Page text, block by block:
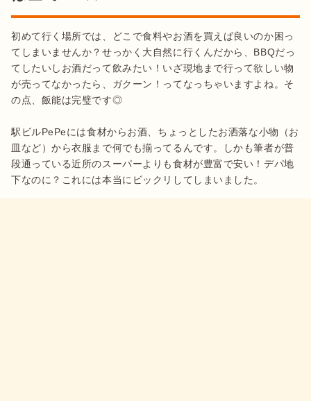
初めて行く場所では、どこで食料やお酒を買えば良いのか困っ
てしまいませんか？せっかく大自然に行くんだから、BBQだっ
てしたいしお酒だって飲みたい！いざ現地まで行って欲しい物
が売ってなかったら、ガクーン！ってなっちゃいますよね。そ
の点、飯能は完璧です◎
駅ビルPePeには食材からお酒、ちょっとしたお洒落な小物（お
皿など）から衣服まで何でも揃ってるんです。しかも筆者が普
段通っている近所のスーパーよりも食材が豊富で安い！デパ地
下なのに？これには本当にビックリしてしまいました。